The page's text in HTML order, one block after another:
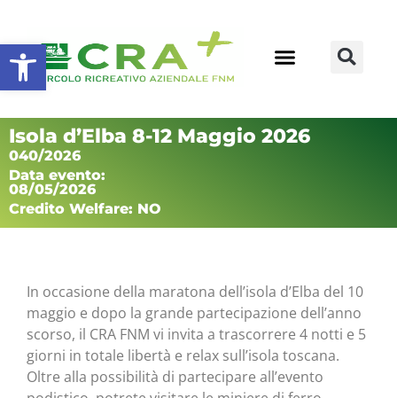
Apri la barra degli strumenti
Isola d’Elba 8-12 Maggio 2026
040/2026
Data evento:
08/05/2026
Credito Welfare: NO
In occasione della maratona dell’isola d’Elba del 10
maggio e dopo la grande partecipazione dell’anno
scorso, il CRA FNM vi invita a trascorrere 4 notti e 5
giorni in totale libertà e relax sull’isola toscana.
Oltre alla possibilità di partecipare all’evento